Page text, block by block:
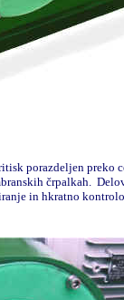
porazdeljen
črpalkah.
in hkratno